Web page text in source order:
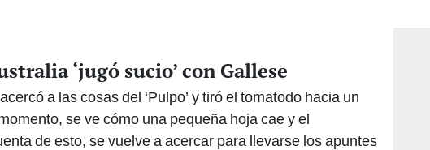
‘jugó sucio’ con Gallese
a las cosas del ‘Pulpo’ y tiró el tomatodo hacia un
se ve cómo una pequeña hoja cae y el
de esto, se vuelve a acercar para llevarse los apuntes